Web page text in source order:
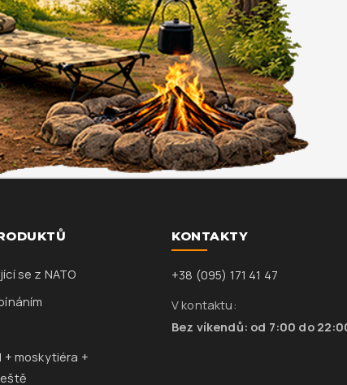
se z NATO
+ moskytiéra +
KONTAKTY
+38 (095) 171 41 47
V kontaktu:
Bez víkendů: od 7:00 do